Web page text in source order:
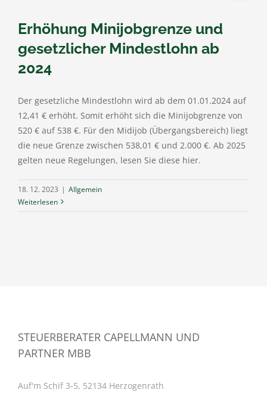
Erhöhung Minijobgrenze und
gesetzlicher Mindestlohn ab
2024
Der gesetzliche Mindestlohn wird ab dem 01.01.2024 auf
12,41 € erhöht. Somit erhöht sich die Minijobgrenze von
520 € auf 538 €. Für den Midijob (Übergangsbereich) liegt
die neue Grenze zwischen 538,01 € und 2.000 €. Ab 2025
gelten neue Regelungen, lesen Sie diese hier.
18. 12. 2023 | Allgemein
Weiterlesen
STEUERBERATER CAPELLMANN UND
PARTNER MBB
Auf'm Schif 3-5, 52134 Herzogenrath